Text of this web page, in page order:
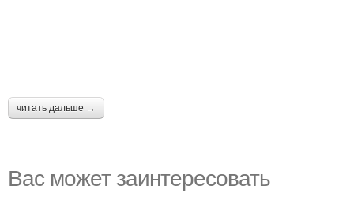
читать дальше →
Вас может заинтересовать